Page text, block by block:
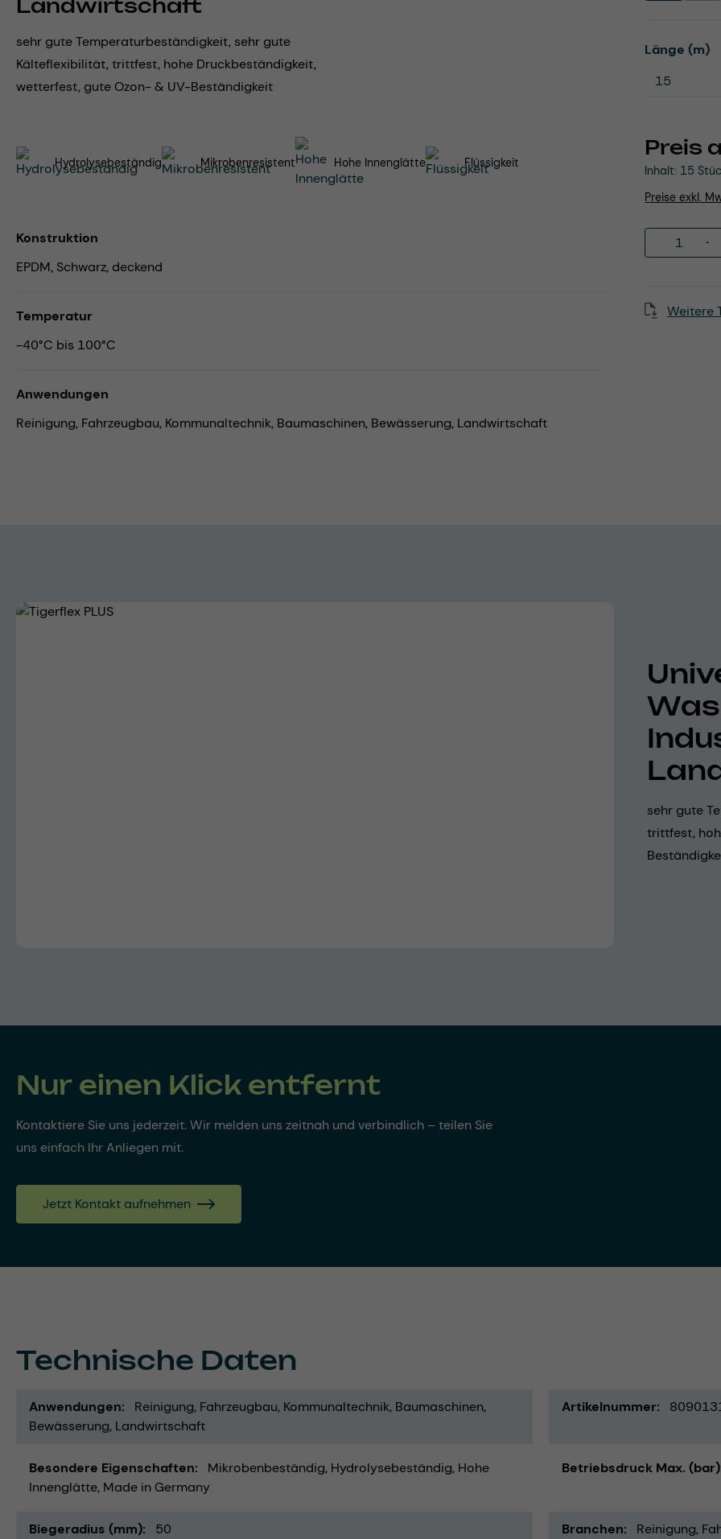
Landwirtschaft
sehr gute Temperaturbeständigkeit, sehr gute
Kälteflexibilität, trittfest, hohe Druckbeständigkeit,
wetterfest, gute Ozon- & UV-Beständigkeit
Preis
Inhalt: 15
Preise exkl.
Länge (m)
Weitere
Hydrolysebeständig Mikrobenresistent Hohe Innenglätte Flüssigkeit
Konstruktion
EPDM, Schwarz, deckend
Temperatur
-40°C bis 100°C
Anwendungen
Reinigung, Fahrzeugbau, Kommunaltechnik, Baumaschinen, Bewässerung, Landwirtschaft
Bildergalerie überspringen
sehr gute
trittfest,
Nur einen Klick entfernt
Kontaktiere Sie uns jederzeit. Wir melden uns zeitnah und verbindlich – teilen Sie
uns einfach Ihr Anliegen mit.
Jetzt Kontakt aufnehmen
Technische Daten
Anwendungen Reinigung Fahrzeugbau Kommunaltechnik Baumaschinen
Bewässerung Landwirtschaft
Artikelnummer
Besondere Eigenschaften Mikrobenbeständig Hydrolysebeständig Hohe
Innenglätte Made in Germany
Betriebsdruck Max. (bar)
Biegeradius (mm) 50 Branchen Reinigung